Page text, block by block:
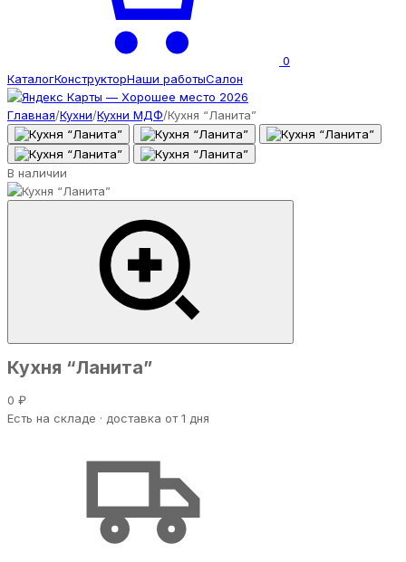
0
КаталогКонструкторНаши работыСалон
Главная/Кухни/Кухни МДФ/Кухня “Ланита”
В наличии
Кухня “Ланита”
0 ₽
Есть на складе · доставка от 1 дня